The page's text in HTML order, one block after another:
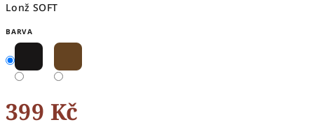
Lonž SOFT
BARVA
399 Kč